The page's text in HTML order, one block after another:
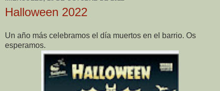
Halloween 2022
Un año más celebramos el día muertos en el barrio. Os
esperamos.